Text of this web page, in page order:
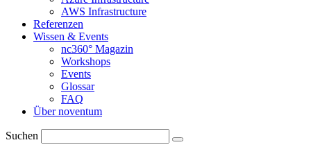
AWS Infrastructure
Referenzen
Wissen & Events
nc360° Magazin
Workshops
Events
Glossar
FAQ
Über noventum
Suchen